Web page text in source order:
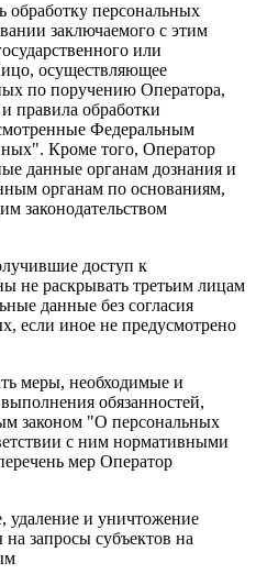
обработку персональных
заключаемого с этим
или
осуществляющее
по поручению Оператора,
правила обработки
Федеральным
Кроме того, Оператор
данные органам дознания и
органам по основаниям,
законодательством
доступ к
не раскрывать третьим лицам
данные без согласия
если иное не предусмотрено
меры, необходимые и
обязанностей,
законом "О персональных
с ним нормативными
мер Оператор
удаление и уничтожение
запросы субъектов на